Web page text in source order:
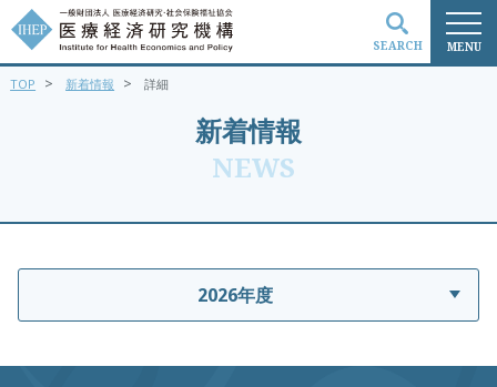
MENU
SEARCH
新着情報
NEWS
TOP > 新着情報 > 詳細
2026年度